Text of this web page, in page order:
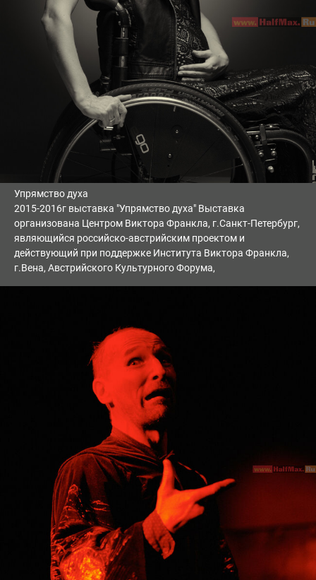
Упрямство духа
2015-2016г выставка "Упрямство духа" Выставка
организована Центром Виктора Франкла, г.Санкт-Петербург,
являющийся российско-австрийским проектом и
действующий при поддержке Института Виктора Франкла,
г.Вена, Австрийского Культурного Форума,